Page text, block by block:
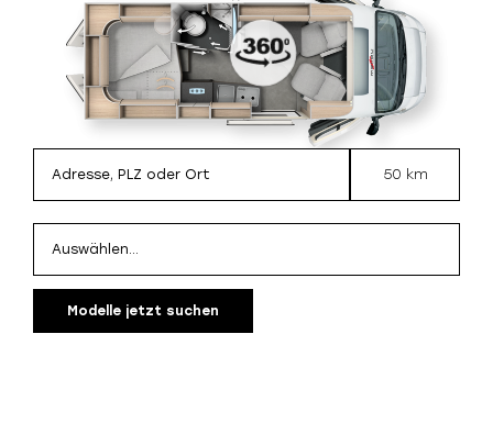
50 km
Modelle jetzt suchen